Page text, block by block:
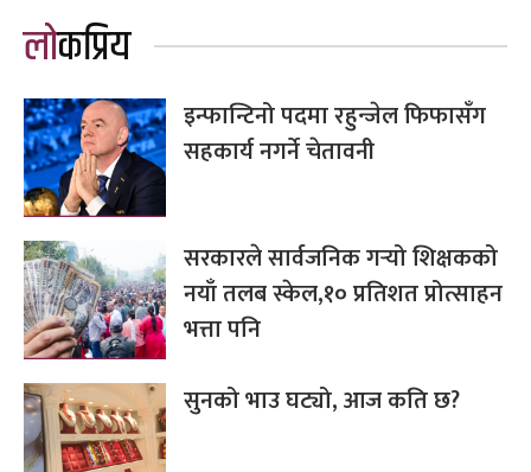
लोकप्रिय
इन्फान्टिनो पदमा रहुन्जेल फिफासँग
सहकार्य नगर्ने चेतावनी
सरकारले सार्वजनिक गर्‍यो शिक्षकको
नयाँ तलब स्केल,१० प्रतिशत प्रोत्साहन
भत्ता पनि
सुनको भाउ घट्यो, आज कति छ?